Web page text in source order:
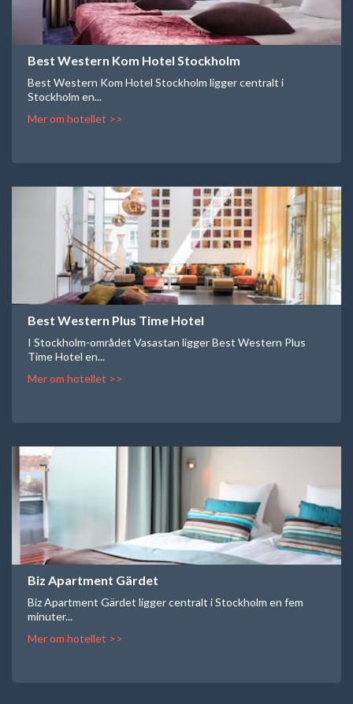
Best Western Kom Hotel Stockholm
Best Western Kom Hotel Stockholm ligger centralt i
Stockholm en...
Mer om hotellet >>
Best Western Plus Time Hotel
I Stockholm-området Vasastan ligger Best Western Plus
Time Hotel en...
Mer om hotellet >>
Biz Apartment Gärdet
Biz Apartment Gärdet ligger centralt i Stockholm en fem
minuter...
Mer om hotellet >>